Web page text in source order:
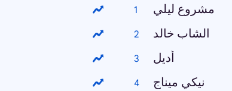
مشروع ليلي
الشاب خالد
أديل
نيكي ميناج